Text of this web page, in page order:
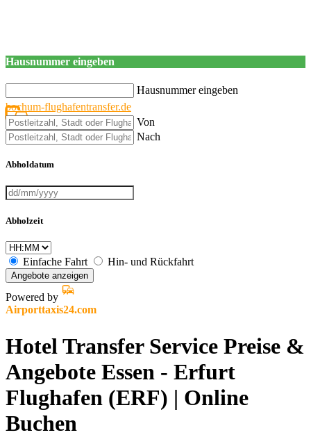
Hausnummer eingeben
Hausnummer eingeben
bochum-flughafentransfer.de
Von
Nach
Abholdatum
Abholzeit
Einfache Fahrt Hin- und Rückfahrt
Angebote anzeigen
Powered by
Airporttaxis24.com
Hotel Transfer Service Preise &
Angebote Essen - Erfurt
Flughafen (ERF) | Online
Buchen